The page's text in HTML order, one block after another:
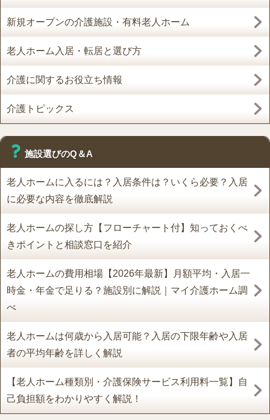
新規オープンの介護施設・有料老人ホーム
老人ホーム入居・転居と選び方
介護に関するお役立ち情報
介護トピックス
施設選びのQ＆A
老人ホームに入るには？入居条件は？いくら必要？入居
に必要な内容を徹底解説
老人ホームの探し方【フローチャート付】知っておくべ
きポイントと相談窓口を紹介
老人ホームの費用相場【2026年最新】月額平均・入居一
時金・年金で足りる？施設別に解説｜マイ介護ホーム調
べ
老人ホームは何歳から入居可能？入居の下限年齢や入居
者の平均年齢を詳しく解説
【老人ホーム種類別・介護保険サービス利用料一覧】自
己負担額をわかりやすく解説！